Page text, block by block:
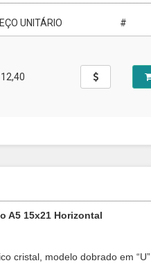
UNITÁRIO #
12,40
A5 15x21 Horizontal
cristal, modelo dobrado em “U”